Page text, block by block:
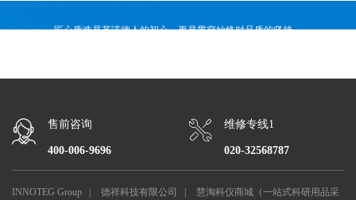
匠心质造是英诺德人的初心，更是贯穿始终对品质的坚持。
售前咨询
400-006-9696
维修专线1
020-32568787
INNOTEG Group | 德祥科技有限公司 |
慧淘科仪商城（一站式科研用品采